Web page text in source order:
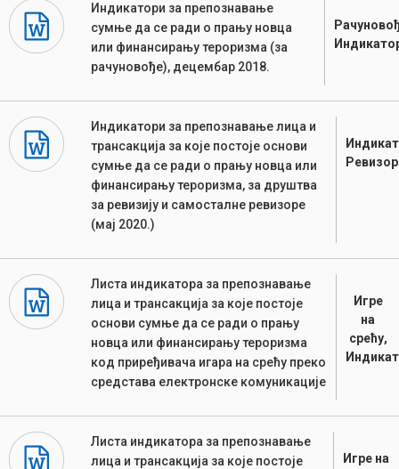
Индикатори за препознавање
сумње да се ради о прању новца
или финансирању тероризма (за
рачуновође), децембар 2018.
Индикатори за препознавање лица и
трансакција за које постоје основи
сумње да се ради о прању новца или
финансирању тероризма, за друштва
за ревизију и самосталне ревизоре
(мај 2020.)
Листа индикатора за препознавање
лица и трансакција за које постоје
основи сумње да се ради о прању
новца или финансирању тероризма
код приређивача игара на срећу преко
средстава електронске комуникације
Игре
на
срећу,
Листа индикатора за препознавање
лица и трансакција за које постоје
Игре на